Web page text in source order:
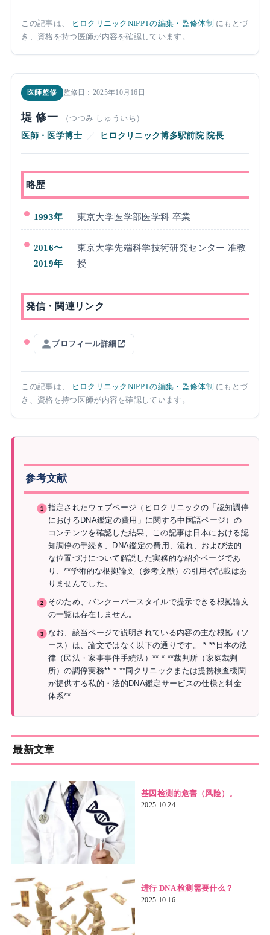
この記事は、 ヒロクリニックNIPPTの編集・監修体制 にもとづ
き、資格を持つ医師が内容を確認しています。
医師監修 監修日：2025年10月16日
堤 修一
（つつみ しゅういち）
医師・医学博士
／ ヒロクリニック博多駅前院 院長
略歴
1993年 東京大学医学部医学科 卒業
2016〜
2019年
東京大学先端科学技術研究センター 准教
授
発信・関連リンク
プロフィール詳細
この記事は、 ヒロクリニックNIPPTの編集・監修体制 にもとづ
き、資格を持つ医師が内容を確認しています。
参考文献
指定されたウェブページ（ヒロクリニックの「認知調停
におけるDNA鑑定の費用」に関する中国語ページ）の
コンテンツを確認した結果、この記事は日本における認
知調停の手続き、DNA鑑定の費用、流れ、および法的
な位置づけについて解説した実務的な紹介ページであ
り、**学術的な根拠論文（参考文献）の引用や記載はあ
りませんでした。
そのため、バンクーバースタイルで提示できる根拠論文
の一覧は存在しません。
なお、該当ページで説明されている内容の主な根拠（ソ
ース）は、論文ではなく以下の通りです。 * **日本の法
律（民法・家事事件手続法）** * **裁判所（家庭裁判
所）の調停実務** * **同クリニックまたは提携検査機関
が提供する私的・法的DNA鑑定サービスの仕様と料金
体系**
最新文章
基因检测的危害（风险）。
2025.10.24
进行 DNA 检测需要什么？
2025.10.16